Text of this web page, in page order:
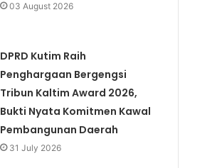
03 August 2026
DPRD Kutim Raih
Penghargaan Bergengsi
Tribun Kaltim Award 2026,
Bukti Nyata Komitmen Kawal
Pembangunan Daerah
31 July 2026